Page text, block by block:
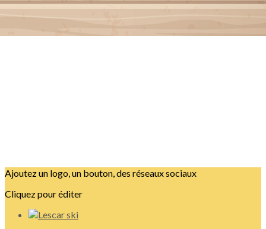
Cliquez pour éditer
Ajoutez un logo, un bouton, des réseaux sociaux
Cliquez pour éditer